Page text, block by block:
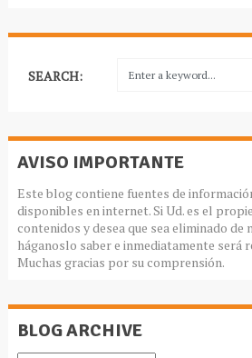
SEARCH:
AVISO IMPORTANTE
Este blog contiene fuentes de
disponibles en internet. Si Ud. es el
contenidos y desea que sea eliminado
háganoslo saber e inmediatamente será
Muchas gracias por su comprensión.
BLOG ARCHIVE